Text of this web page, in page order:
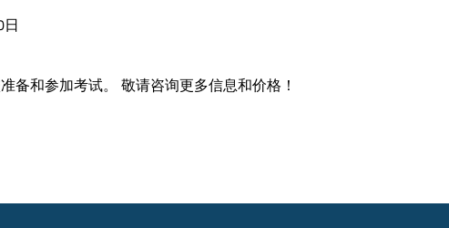
备和参加考试。 敬请咨询更多信息和价格！